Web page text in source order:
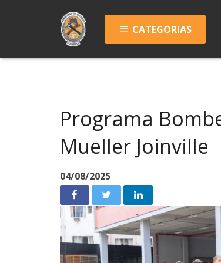
menu CATEGORIAS
Programa
Mueller Joinville
04/08/2025